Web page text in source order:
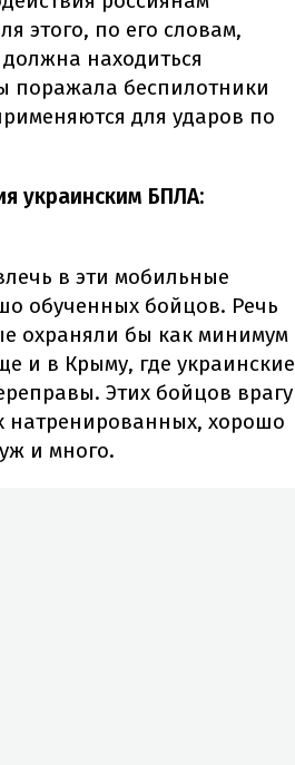
этого, по его словам,
находиться
поражала беспилотники
для ударов по
украинским БПЛА:
в эти мобильные
обученных бойцов. Речь
охраняли бы как минимум
и в Крыму, где украинские
Этих бойцов врагу
натренированных, хорошо
и много.